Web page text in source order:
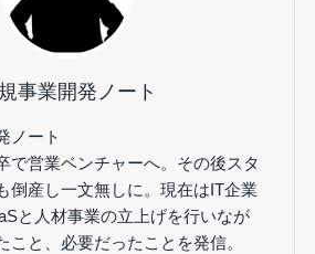
事業開発ノート
ノート
で営業ベンチャーへ。その後スタ
倒産し一文無しに。現在はIT企業
と人材事業の立上げを行いなが
こと、必要だったことを発信。